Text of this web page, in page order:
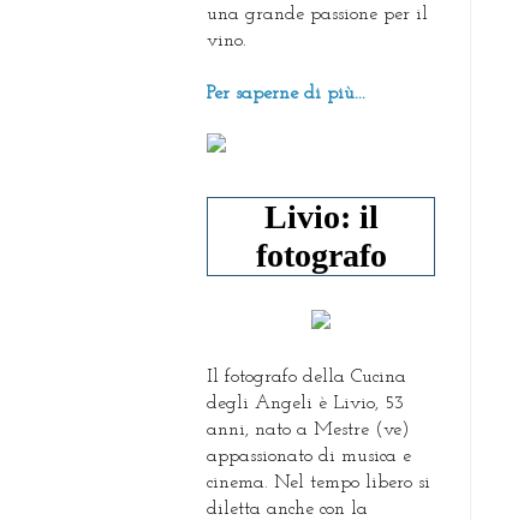
una grande passione per il
vino.
Per saperne di più...
Livio: il
fotografo
Il fotografo della Cucina
degli Angeli è Livio, 53
anni, nato a Mestre (ve)
appassionato di musica e
cinema. Nel tempo libero si
diletta anche con la